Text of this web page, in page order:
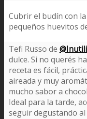
Cubrir el budín con
pequeños huevitos
Tefi Russo de
dulce. Si no querés
receta es fácil,
aireada y muy
mucho sabor a
Ideal para la tarde,
seguir degustando